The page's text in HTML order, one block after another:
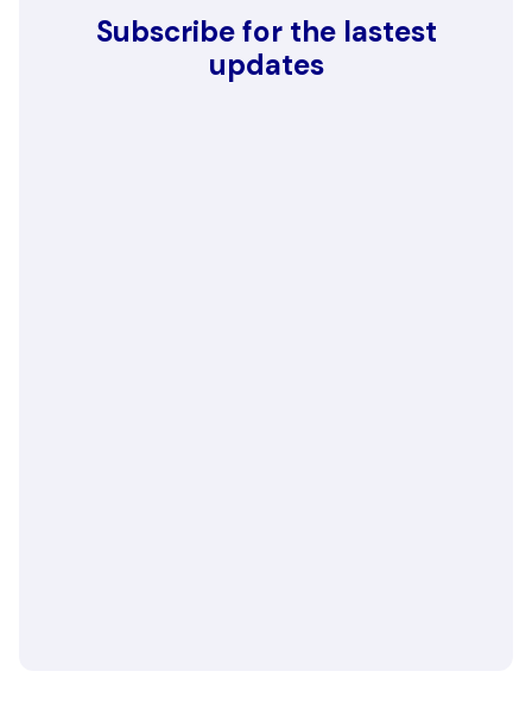
Subscribe for the lastest
updates